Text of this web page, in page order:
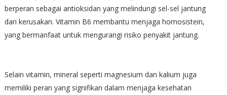
berperan sebagai antioksidan yang melindungi sel-sel jantung
dari kerusakan. Vitamin B6 membantu menjaga homosistein,
yang bermanfaat untuk mengurangi risiko penyakit jantung.
Selain vitamin, mineral seperti magnesium dan kalium juga
memiliki peran yang signifikan dalam menjaga kesehatan